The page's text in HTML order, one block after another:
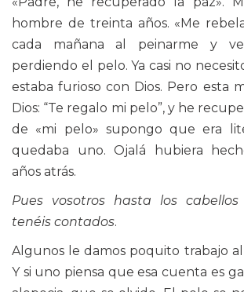
hombre de treinta años. «Me
cada mañana al peinarme y
perdiendo el pelo. Ya casi no
estaba furioso con Dios. Pero esta
Dios: “Te regalo mi pelo”, y he
de «mi pelo» supongo que era
quedaba uno. Ojalá hubiera
años atrás.
Pues vosotros hasta los
tenéis contados.
Algunos le damos poquito trabajo al
Y si uno piensa que esa cuenta es